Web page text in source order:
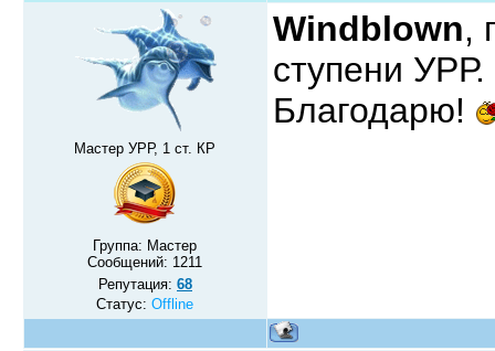
Мастер УРР, 1 ст. КР
Группа: Мастер
Сообщений: 1211
Репутация: 68
Статус:Offline
Windblown,
ступени УРР.
Благодарю!